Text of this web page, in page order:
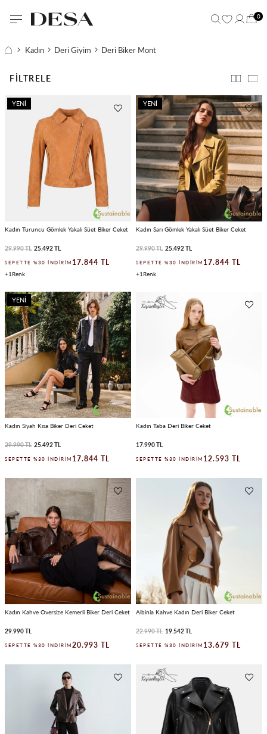
0
Kadın Deri Giyim Deri Biker Mont
FILTRELE
Kadın Turuncu Gömlek Yakalı Süet Biker Ceket
25.492 TL
29.990 TL
SEPETTE %30 İNDIRIM 17.844 TL
YENI
1
Kadın Sarı Gömlek Yakalı Süet Biker Ceket
25.492 TL
29.990 TL
SEPETTE %30 İNDIRIM 17.844 TL
YENI
ÜRÜN
1
Kadın Siyah Kısa Biker Deri Ceket
25.492 TL
29.990 TL
SEPETTE %30 İNDIRIM 17.844 TL
YENI
ÜRÜN
Kadın Taba Deri Biker Ceket
17.990 TL
SEPETTE %30 İNDIRIM 12.593 TL
Kadın Kahve Oversize Kemerli Biker Deri Ceket
29.990 TL
SEPETTE %30 İNDIRIM 20.993 TL
Albinia Kahve Kadın Deri Biker Ceket
19.542 TL
22.990 TL
SEPETTE %30 İNDIRIM 13.679 TL